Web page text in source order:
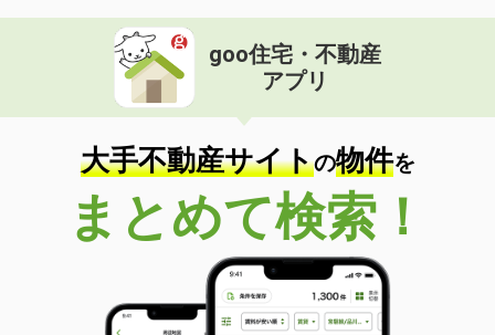
goo住宅・不動産
アプリ
大手不動産サイトの物件を
まとめて検索！